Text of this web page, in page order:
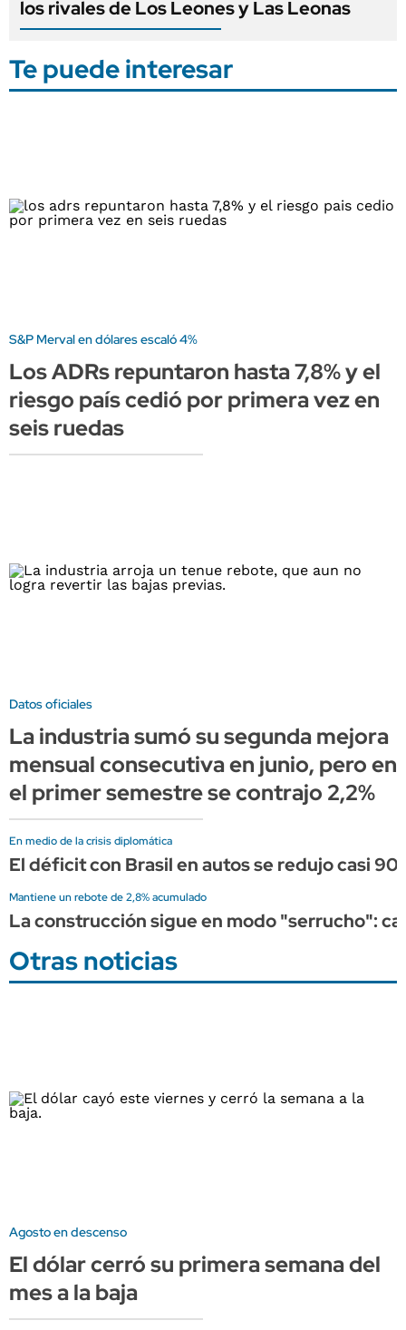
los rivales de Los Leones y Las Leonas
Te puede interesar
S&P Merval en dólares escaló 4%
Los ADRs repuntaron hasta 7,8% y el
riesgo país cedió por primera vez en
seis ruedas
Datos oficiales
La industria sumó su segunda mejora
mensual consecutiva en junio, pero en
el primer semestre se contrajo 2,2%
En medio de la crisis diplomática
El déficit con Brasil en autos se redujo casi
Mantiene un rebote de 2,8% acumulado
La construcción sigue en modo "serrucho":
Otras noticias
Agosto en descenso
El dólar cerró su primera semana del
mes a la baja